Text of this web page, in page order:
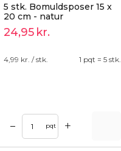
5 stk. Bomuldsposer 15 x
20 cm - natur
24,95 kr.
4,99 kr. / stk. 1 pqt = 5 stk.
– pqt +
Tilføj til kurv